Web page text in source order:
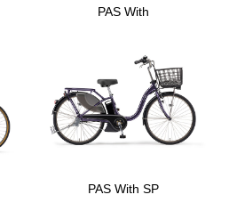
PAS With
PAS With SP